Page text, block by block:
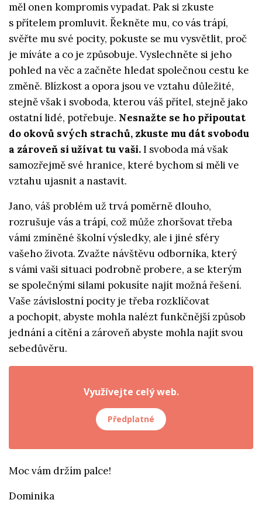
měl onen kompromis vypadat. Pak si zkuste
s přítelem promluvit. Řekněte mu, co vás trápí,
svěřte mu své pocity, pokuste se mu vysvětlit, proč
je míváte a co je způsobuje. Vyslechněte si jeho
pohled na věc a začněte hledat společnou cestu ke
změně. Blízkost a opora jsou ve vztahu důležité,
stejně však i svoboda, kterou váš přítel, stejně jako
ostatní lidé, potřebuje. Nesnažte se ho připoutat
do okovů svých strachů, zkuste mu dát svobodu
a zároveň si užívat tu vaši.I svoboda má však
samozřejmě své hranice, které bychom si měli ve
vztahu ujasnit a nastavit.
Jano, váš problém už trvá poměrně dlouho,
rozrušuje vás a trápí, což může zhoršovat třeba
vámi zmíněné školní výsledky, ale i jiné sféry
vašeho života. Zvažte návštěvu odborníka, který
s vámi vaši situaci podrobně probere, a se kterým
se společnými silami pokusíte najít možná řešení.
Vaše závislostní pocity je třeba rozklíčovat
a pochopit, abyste mohla nalézt funkčnější způsob
jednání a cítění a zároveň abyste mohla najít svou
sebedůvěru.
Využívejte celý web.
Předplatné
Moc vám držím palce!
Dominika